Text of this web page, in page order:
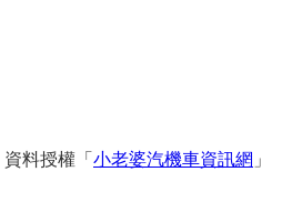
資料授權「 小老婆汽機車資訊網 」